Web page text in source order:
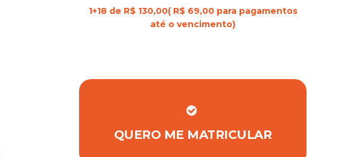
1+18 de R$ 130,00( R$ 69,00 para pagamentos
até o vencimento)
QUERO ME MATRICULAR